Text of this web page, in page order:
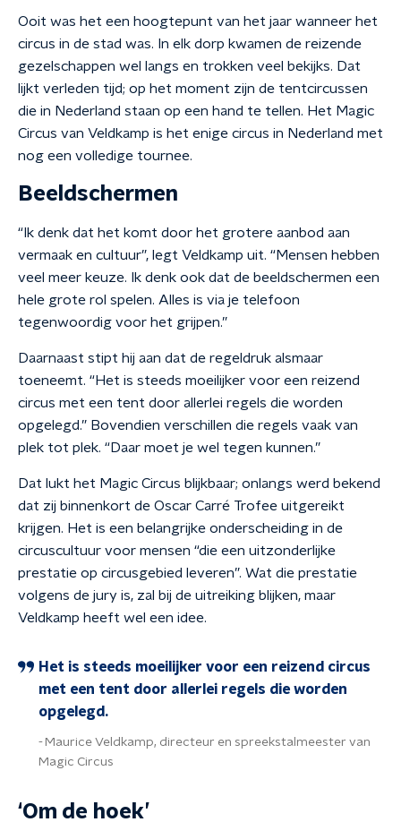
Ooit was het een hoogtepunt van het jaar wanneer het
circus in de stad was. In elk dorp kwamen de reizende
gezelschappen wel langs en trokken veel bekijks. Dat
lijkt verleden tijd; op het moment zijn de tentcircussen
die in Nederland staan op een hand te tellen. Het Magic
Circus van Veldkamp is het enige circus in Nederland met
nog een volledige tournee.
Beeldschermen
“Ik denk dat het komt door het grotere aanbod aan
vermaak en cultuur”, legt Veldkamp uit. “Mensen hebben
veel meer keuze. Ik denk ook dat de beeldschermen een
hele grote rol spelen. Alles is via je telefoon
tegenwoordig voor het grijpen.”
Daarnaast stipt hij aan dat de regeldruk alsmaar
toeneemt. “Het is steeds moeilijker voor een reizend
circus met een tent door allerlei regels die worden
opgelegd.” Bovendien verschillen die regels vaak van
plek tot plek. “Daar moet je wel tegen kunnen.”
Dat lukt het Magic Circus blijkbaar; onlangs werd bekend
dat zij binnenkort de Oscar Carré Trofee uitgereikt
krijgen. Het is een belangrijke onderscheiding in de
circuscultuur voor mensen “die een uitzonderlijke
prestatie op circusgebied leveren”. Wat die prestatie
volgens de jury is, zal bij de uitreiking blijken, maar
Veldkamp heeft wel een idee.
Het is steeds moeilijker voor een reizend circus
met een tent door allerlei regels die worden
opgelegd.
Maurice Veldkamp, directeur en spreekstalmeester van
Magic Circus
‘Om de hoek’